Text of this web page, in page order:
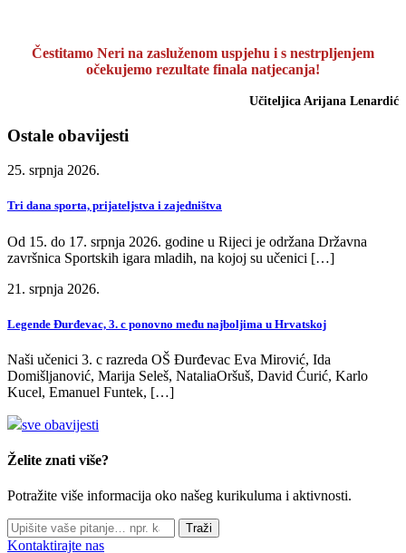
Čestitamo Neri na zasluženom uspjehu i s nestrpljenjem
očekujemo rezultate finala natjecanja!
Učiteljica Arijana Lenardić
Ostale obavijesti
25. srpnja 2026.
Tri dana sporta, prijateljstva i zajedništva
Od 15. do 17. srpnja 2026. godine u Rijeci je održana Državna
završnica Sportskih igara mladih, na kojoj su učenici […]
21. srpnja 2026.
Legende Đurđevac, 3. c ponovno među najboljima u Hrvatskoj
Naši učenici 3. c razreda OŠ Đurđevac Eva Mirović, Ida
Domišljanović, Marija Seleš, NataliaOršuš, David Ćurić, Karlo
Kucel, Emanuel Funtek, […]
sve obavijesti
Želite znati više?
Potražite više informacija oko našeg kurikuluma i aktivnosti.
Traži
Kontaktirajte nas